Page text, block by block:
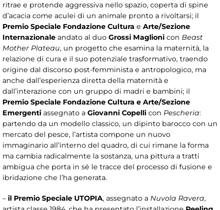
ritrae e protende aggressiva nello spazio, coperta di spine
d’acacia come aculei di un animale pronto a rivoltarsi; il
Premio Speciale Fondazione Cultura e Arte/Sezione
Internazionale andato al duo Grossi Maglioni con Beast
Mother Plateau, un progetto che esamina la maternità, la
relazione di cura e il suo potenziale trasformativo, traendo
origine dal discorso post-femminista e antropologico, ma
anche dall’esperienza diretta della maternità e
dall’interazione con un gruppo di madri e bambini; il
Premio Speciale Fondazione Cultura e Arte/Sezione
Emergenti assegnato a Giovanni Copelli con Pescheria:
partendo da un modello classico, un dipinto barocco con un
mercato del pesce, l’artista compone un nuovo
immaginario all’interno del quadro, di cui rimane la forma
ma cambia radicalmente la sostanza, una pittura a tratti
ambigua che porta in sé le tracce del processo di fusione e
ibridazione che l’ha generata.
– il Premio Speciale UTOPIA, assegnato a Nuvola Ravera,